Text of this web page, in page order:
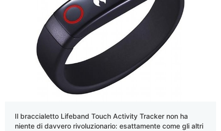
Il braccialetto Lifeband Touch Activity Tracker non ha
niente di davvero rivoluzionario: esattamente come gli altri